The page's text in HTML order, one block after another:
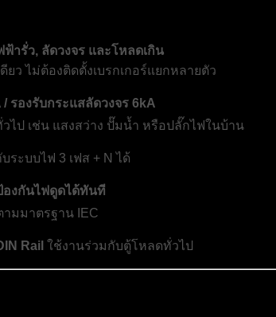
ารั่ว, ลัดวงจร และโหลดเกิน
ยว ไม่ต้องติดตั้งเบรกเกอร์แยกหลายตัว
รองรับกระแสลัดวงจร 6kA
ไป เช่น แสงสว่าง ปั๊มน้ำ หรือปลั๊กไฟในบ้าน
ระบบไฟ 3 เฟส + N ได้
องกันไฟดูดได้ทันที
มมาตรฐาน IEC
Rail ใช้งานร่วมกับตู้โหลดทั่วไป